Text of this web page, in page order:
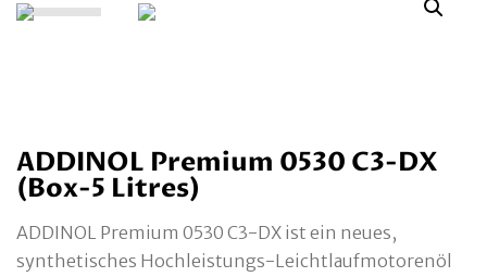
ADDINOL Premium 0530 C3-DX
(Box-5 Litres)
ADDINOL Premium 0530 C3-DX ist ein neues,
synthetisches Hochleistungs-Leichtlaufmotorenöl